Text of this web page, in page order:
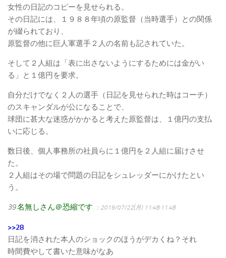
女性の日記のコピーを見せられる。
その日記には、１９８８年頃の原監督（当時選手）との関係
が綴られており、
原監督の他に巨人軍選手２人の名前も記されていた。
そして２人組は「表に出さないようにするためには金がい
る」と１億円を要求。
自分だけでなく２人の選手（日記を見せられた時はコーチ）
のスキャンダルが公になることで、
球団に甚大な迷惑がかかると考えた原監督は、１億円の支払
いに応じる。
数日後、個人事務所の社員らに１億円を２人組に届けさせ
た。
２人組はその場で問題の日記をシュレッダーにかけたとい
う。
39名無しさん＠恐縮です ：2019/07/22(月) 11:48:11.48
>>28
日記を消された本人のショックのほうがデカくね？それ
時間費やして書いた意味がなあ